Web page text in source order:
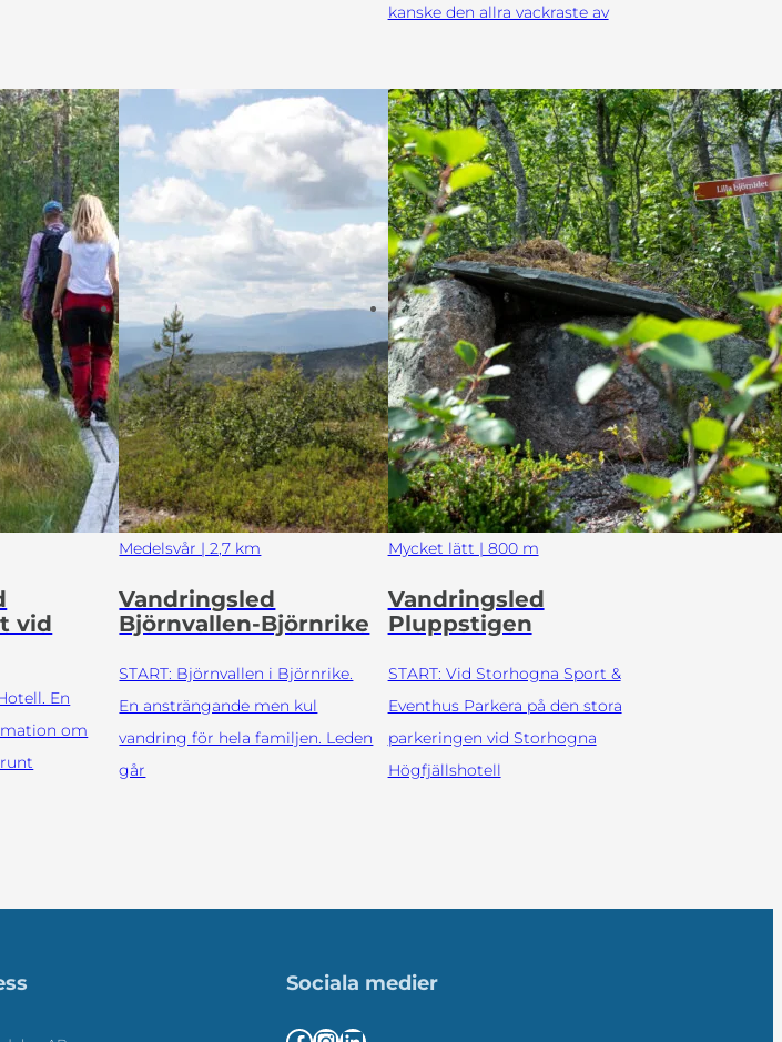
kanske den allra vackraste av
vid
En
om
Medelsvår | 2,7 km
Vandringsled
Björnvallen-Björnrike
START: Björnvallen i Björnrike.
En ansträngande men kul
vandring för hela familjen. Leden
går
Mycket lätt | 800 m
Vandringsled
Pluppstigen
START: Vid Storhogna Sport &
Eventhus Parkera på den stora
parkeringen vid Storhogna
Högfjällshotell
Sociala medier